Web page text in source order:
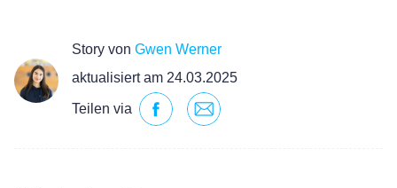
Story von Gwen Werner
aktualisiert am 24.03.2025
Teilen via